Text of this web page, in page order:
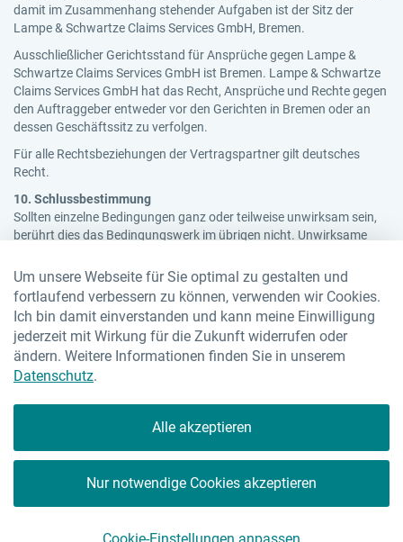
damit im Zusammenhang stehender Aufgaben ist der Sitz der
Lampe & Schwartze Claims Services GmbH, Bremen.
Ausschließlicher Gerichtsstand für Ansprüche gegen Lampe &
Schwartze Claims Services GmbH ist Bremen. Lampe & Schwartze
Claims Services GmbH hat das Recht, Ansprüche und Rechte gegen
den Auftraggeber entweder vor den Gerichten in Bremen oder an
dessen Geschäftssitz zu verfolgen.
Für alle Rechtsbeziehungen der Vertragspartner gilt deutsches
Recht.
10. Schlussbestimmung
Sollten einzelne Bedingungen ganz oder teilweise unwirksam sein,
berührt dies das Bedingungswerk im übrigen nicht. Unwirksame
ausgefüllt durch die entsprechenden gesetzlichen Bestimmungen.
Hier gelangen Sie zurück zur Übersicht
Um unsere Webseite für Sie optimal zu gestalten und
fortlaufend verbessern zu können, verwenden wir Cookies.
Ich bin damit einverstanden und kann meine Einwilligung
jederzeit mit Wirkung für die Zukunft widerrufen oder
ändern. Weitere Informationen finden Sie in unserem
Datenschutz.
Alle akzeptieren
Nur notwendige Cookies akzeptieren
Terms & Conditions
Legal Disclosure
Data Privacy Statement